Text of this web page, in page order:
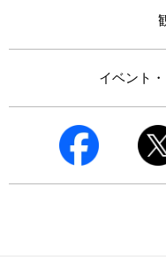
イベント